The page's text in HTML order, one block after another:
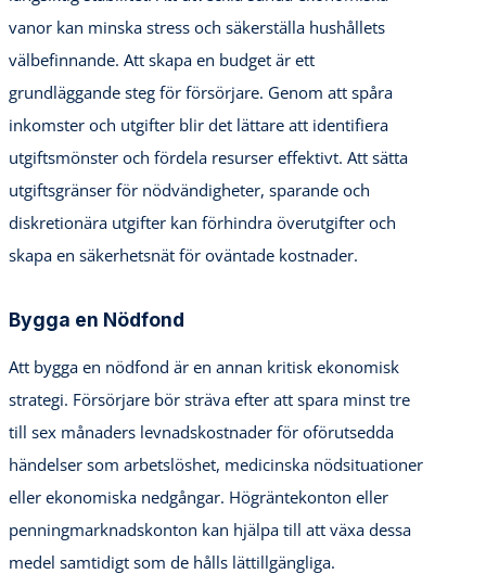
vanor kan minska stress och säkerställa hushållets
välbefinnande. Att skapa en budget är ett
grundläggande steg för försörjare. Genom att spåra
inkomster och utgifter blir det lättare att identifiera
utgiftsmönster och fördela resurser effektivt. Att sätta
utgiftsgränser för nödvändigheter, sparande och
diskretionära utgifter kan förhindra överutgifter och
skapa en säkerhetsnät för oväntade kostnader.
Bygga en Nödfond
Att bygga en nödfond är en annan kritisk ekonomisk
strategi. Försörjare bör sträva efter att spara minst tre
till sex månaders levnadskostnader för oförutsedda
händelser som arbetslöshet, medicinska nödsituationer
eller ekonomiska nedgångar. Högräntekonton eller
penningmarknadskonton kan hjälpa till att växa dessa
medel samtidigt som de hålls lättillgängliga.